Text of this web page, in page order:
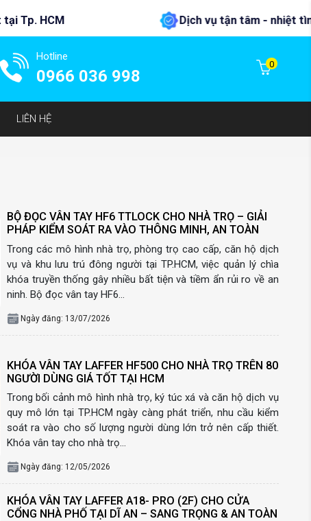
Dịch vụ tận tâm - nhiệt tình nhất !
Hotline
0966 036 998
0
LIÊN HỆ
BỘ ĐỌC VÂN TAY HF6 TTLOCK CHO NHÀ TRỌ – GIẢI
PHÁP KIỂM SOÁT RA VÀO THÔNG MINH, AN TOÀN
Trong các mô hình nhà trọ, phòng trọ cao cấp, căn hộ dịch
vụ và khu lưu trú đông người tại TP.HCM, việc quản lý chìa
khóa truyền thống gây nhiều bất tiện và tiềm ẩn rủi ro về an
ninh. Bộ đọc vân tay HF6…
Ngày đăng: 13/07/2026
KHÓA VÂN TAY LAFFER HF500 CHO NHÀ TRỌ TRÊN 80
NGƯỜI DÙNG GIÁ TỐT TẠI HCM
Trong bối cảnh mô hình nhà trọ, ký túc xá và căn hộ dịch vụ
quy mô lớn tại TP.HCM ngày càng phát triển, nhu cầu kiểm
soát ra vào cho số lượng người dùng lớn trở nên cấp thiết.
Khóa vân tay cho nhà trọ…
Ngày đăng: 12/05/2026
KHÓA VÂN TAY LAFFER A18- PRO (2F) CHO CỬA
CỔNG NHÀ PHỐ TẠI DĨ AN – SANG TRỌNG & AN TOÀN